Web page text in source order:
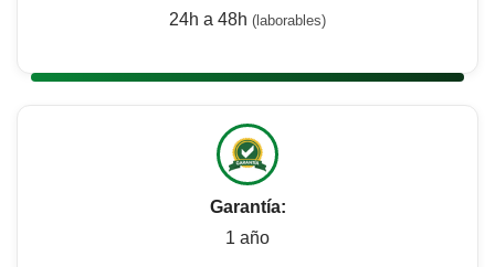
24h a 48h (laborables)
Garantía:
1 año